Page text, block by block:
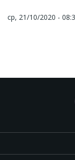
ср, 21/10/2020 -